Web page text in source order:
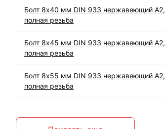
Болт 8х40 мм DIN 933 нержавеющий А2,
полная резьба
Болт 8х45 мм DIN 933 нержавеющий А2,
полная резьба
Болт 8х55 мм DIN 933 нержавеющий А2,
полная резьба